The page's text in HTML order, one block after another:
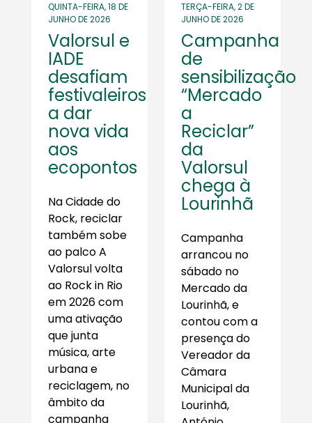
QUINTA-FEIRA, 18 DE
JUNHO DE 2026
Valorsul e
IADE
desafiam
festivaleiros
a dar
nova vida
aos
ecopontos
Na Cidade do
Rock, reciclar
também sobe
ao palco A
Valorsul volta
ao Rock in Rio
em 2026 com
uma ativação
que junta
música, arte
urbana e
reciclagem, no
âmbito da
campanha
TERÇA-FEIRA, 2 DE
JUNHO DE 2026
Campanha
de
sensibilização
“Mercado
a
Reciclar”
da
Valorsul
chega à
Lourinhã
Campanha
arrancou no
sábado no
Mercado da
Lourinhã, e
contou com a
presença do
Vereador da
Câmara
Municipal da
Lourinhã,